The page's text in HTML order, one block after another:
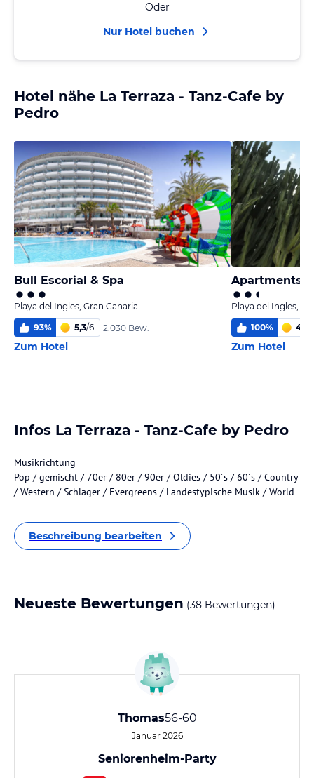
Oder
Nur Hotel buchen
Hotel nähe La Terraza - Tanz-Cafe by
Pedro
Bull Escorial & Spa
Playa del Ingles, Gran Canaria
93% 5,3/6 2.030 Bew.
Zum Hotel
Apartments
Playa del Ingles,
100% 4,7
Zum Hotel
Infos La Terraza - Tanz-Cafe by Pedro
Musikrichtung
Pop / gemischt / 70er / 80er / 90er / Oldies / 50´s / 60´s / Country
/ Western / Schlager / Evergreens / Landestypische Musik / World
Beschreibung bearbeiten
Neueste Bewertungen (38 Bewertungen)
Thomas56-60
Januar 2026
Seniorenheim-Party